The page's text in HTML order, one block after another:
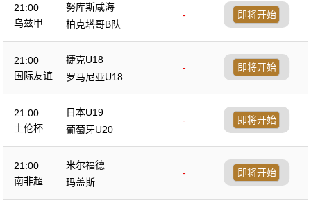
21:00
乌兹甲
努库斯咸海
-
柏克塔哥B队
即将开始
21:00
国际友谊
捷克U18
-
罗马尼亚U18
即将开始
21:00
土伦杯
日本U19
-
葡萄牙U20
即将开始
21:00
南非超
米尔福德
-
玛盖斯
即将开始